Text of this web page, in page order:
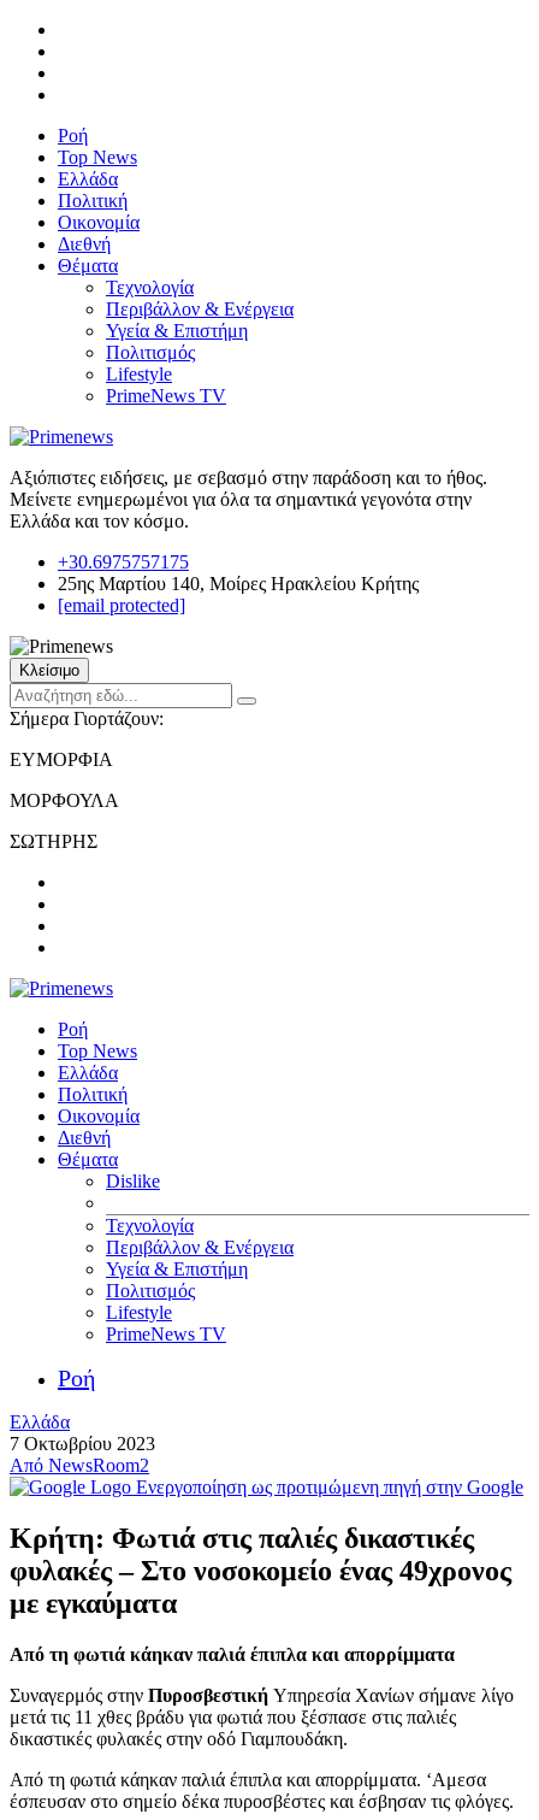
Ροή
Top News
Ελλάδα
Πολιτική
Οικονομία
Διεθνή
Θέματα
Τεχνολογία
Περιβάλλον & Ενέργεια
Υγεία & Επιστήμη
Πολιτισμός
Lifestyle
PrimeNews TV
Αξιόπιστες ειδήσεις, με σεβασμό στην παράδοση και το ήθος.
Μείνετε ενημερωμένοι για όλα τα σημαντικά γεγονότα στην
Ελλάδα και τον κόσμο.
+30.6975757175
25ης Μαρτίου 140, Μοίρες Ηρακλείου Κρήτης
[email protected]
Κλείσιμο
Σήμερα Γιορτάζουν:
ΕΥΜΟΡΦΙΑ
ΜΟΡΦΟΥΛΑ
ΣΩΤΗΡΗΣ
Ροή
Top News
Ελλάδα
Πολιτική
Οικονομία
Διεθνή
Θέματα
Dislike
Τεχνολογία
Περιβάλλον & Ενέργεια
Υγεία & Επιστήμη
Πολιτισμός
Lifestyle
PrimeNews TV
Ροή
Ελλάδα
7 Οκτωβρίου 2023
Από NewsRoom2
Ενεργοποίηση ως προτιμώμενη πηγή στην Google
Κρήτη: Φωτιά στις παλιές δικαστικές
φυλακές – Στο νοσοκομείο ένας 49χρονος
με εγκαύματα
Από τη φωτιά κάηκαν παλιά έπιπλα και απορρίμματα
Συναγερμός στην Πυροσβεστική Υπηρεσία Χανίων σήμανε λίγο
μετά τις 11 χθες βράδυ για φωτιά που ξέσπασε στις παλιές
δικαστικές φυλακές στην οδό Γιαμπουδάκη.
Από τη φωτιά κάηκαν παλιά έπιπλα και απορρίμματα. ‘Αμεσα
έσπευσαν στο σημείο δέκα πυροσβέστες και έσβησαν τις φλόγες.